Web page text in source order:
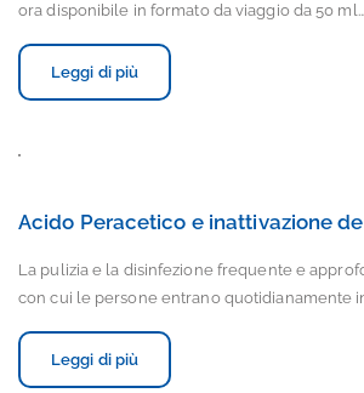
ora disponibile in formato da viaggio da 50
Leggi di più
Acido Peracetico e inattivazione
La pulizia e la disinfezione frequente e
con cui le persone entrano quotidianamente
Leggi di più